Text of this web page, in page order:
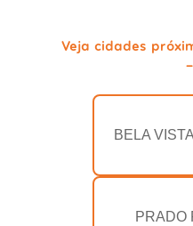
Veja cidades
BELA
PRADO